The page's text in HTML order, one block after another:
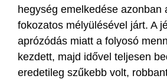
hegység emelkedése azonban
fokozatos mélyülésével járt. A
aprózódás miatt a folyosó
kezdett, majd idővel teljesen
eredetileg szűkebb volt,